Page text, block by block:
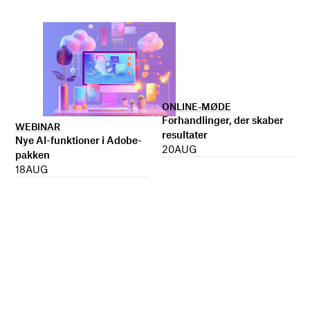
WEBINAR
Nye AI-funktioner i Adobe-
pakken
18AUG
ONLINE-MØDE
Forhandlinger, der skaber
resultater
20AUG